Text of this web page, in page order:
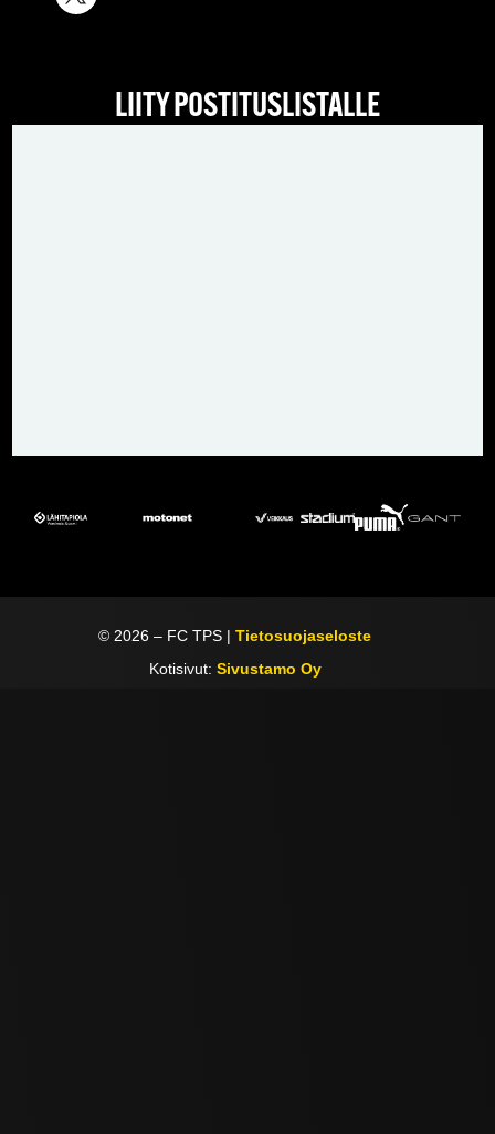
LIITY POSTITUSLISTALLE
© 2026 – FC TPS |Tietosuojaseloste
Kotisivut: Sivustamo Oy